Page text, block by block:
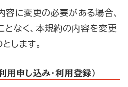
容に変更の必要がある場合、
なく、本規約の内容を変更
します。
用申し込み・利用登録）